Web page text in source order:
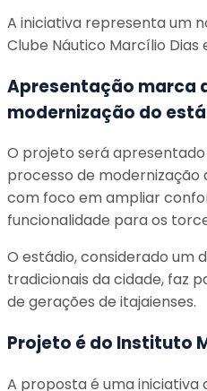
A iniciativa representa um
Clube Náutico Marcílio
Apresentação marca
modernização do
O projeto será
processo de
com foco em ampliar
funcionalidade para os
O estádio, considerado um
tradicionais da cidade, faz
de gerações de itajaienses.
Projeto é do Instituto
A proposta é uma iniciativa